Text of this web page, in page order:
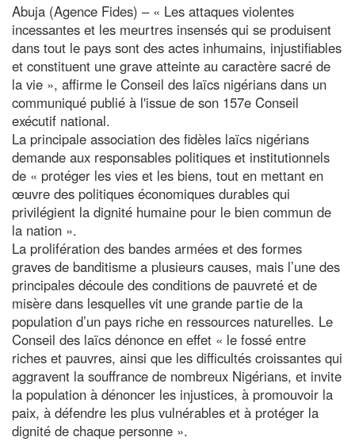
Abuja (Agence Fides) – « Les attaques violentes
incessantes et les meurtres insensés qui se produisent
dans tout le pays sont des actes inhumains, injustifiables
et constituent une grave atteinte au caractère sacré de
la vie », affirme le Conseil des laïcs nigérians dans un
communiqué publié à l'issue de son 157e Conseil
exécutif national.
La principale association des fidèles laïcs nigérians
demande aux responsables politiques et institutionnels
de « protéger les vies et les biens, tout en mettant en
œuvre des politiques économiques durables qui
privilégient la dignité humaine pour le bien commun de
la nation ».
La prolifération des bandes armées et des formes
graves de banditisme a plusieurs causes, mais l’une des
principales découle des conditions de pauvreté et de
misère dans lesquelles vit une grande partie de la
population d’un pays riche en ressources naturelles. Le
Conseil des laïcs dénonce en effet « le fossé entre
riches et pauvres, ainsi que les difficultés croissantes qui
aggravent la souffrance de nombreux Nigérians, et invite
la population à dénoncer les injustices, à promouvoir la
paix, à défendre les plus vulnérables et à protéger la
dignité de chaque personne ».